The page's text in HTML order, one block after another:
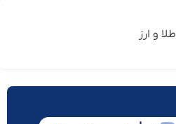
طلا و ارز